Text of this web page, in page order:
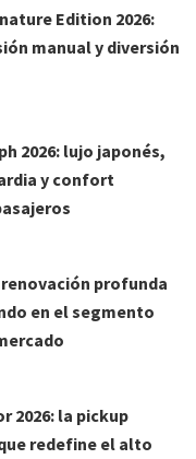
Edition 2026:
manual y diversión
2026: lujo japonés,
y confort
renovación profunda
en el segmento
2026: la pickup
redefine el alto